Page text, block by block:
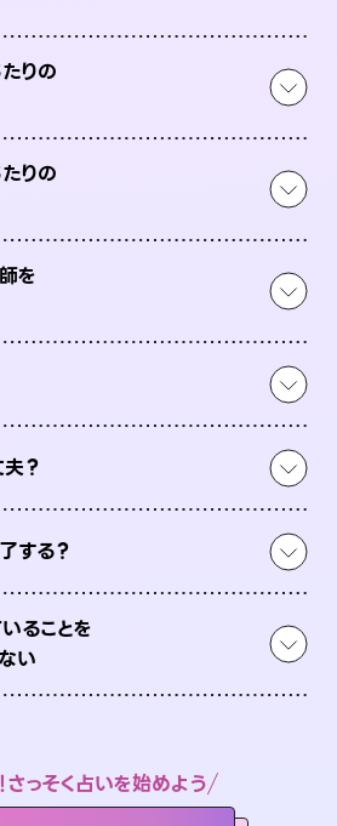
りの
りの
を
？
する？
ることを
い
っそく占いを始めよう